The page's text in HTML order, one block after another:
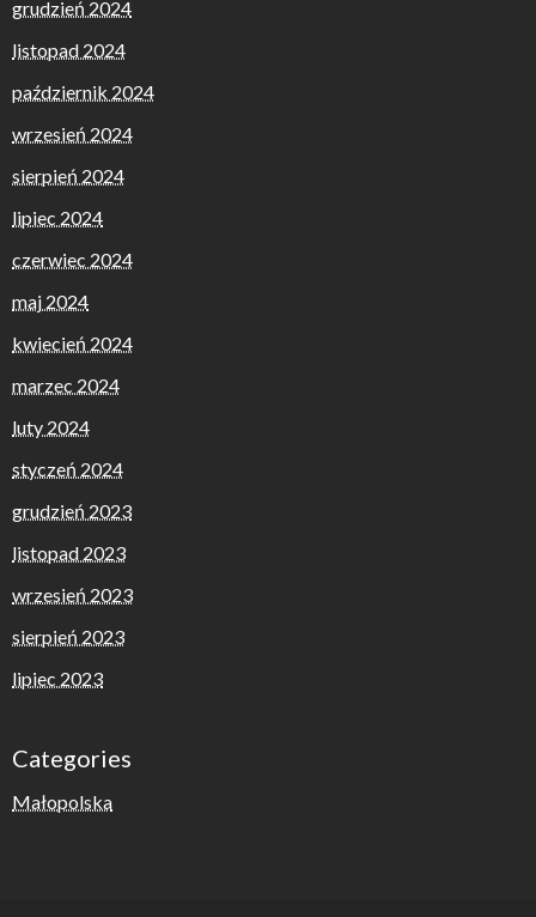
grudzień 2024
listopad 2024
październik 2024
wrzesień 2024
sierpień 2024
lipiec 2024
czerwiec 2024
maj 2024
kwiecień 2024
marzec 2024
luty 2024
styczeń 2024
grudzień 2023
listopad 2023
wrzesień 2023
sierpień 2023
lipiec 2023
Categories
Małopolska